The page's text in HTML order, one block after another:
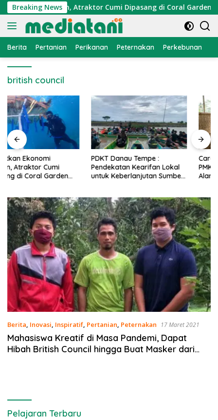
Langsung
ke
konten
Breaking News
Nelayan, Atraktor Cumi Dipasang di Coral Garden
Berita Pertanian Perikanan Peternakan Perkebunan
british council
PDKT Danau Tempe :
Pendekatan Kearifan Lokal
untuk Keberlanjutan Sumber
Cara Mengatasi Penyakit
PMK pada Sapi Perah Secara
Alami dan Medis
Berita, Inovasi, Inspiratif, Pertanian, Peternakan 17 Maret 2021
Mahasiswa Kreatif di Masa Pandemi, Dapat
Hibah British Council hingga Buat Masker dari
Pelajaran Terbaru